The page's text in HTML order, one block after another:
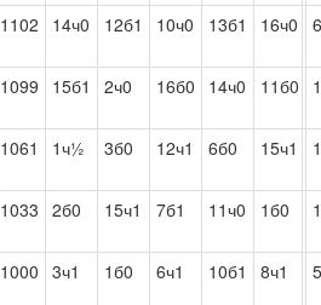
1102 14ч0 12б1 10ч0 13б1 16ч0
1099 15б1 2ч0 16б0 14ч0 11б0
1061 1ч½ 3б0 12ч1 6б0 15ч1
1033 2б0 15ч1 7б1 11ч0 1б0
1000 3ч1 1б0 6ч1 10б1 8ч1